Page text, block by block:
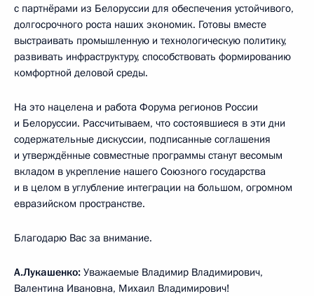
с партнёрами из Белоруссии для обеспечения устойчивого,
долгосрочного роста наших экономик. Готовы вместе
выстраивать промышленную и технологическую политику,
развивать инфраструктуру, способствовать формированию
комфортной деловой среды.
На это нацелена и работа Форума регионов России
и Белоруссии. Рассчитываем, что состоявшиеся в эти дни
содержательные дискуссии, подписанные соглашения
и утверждённые совместные программы станут весомым
вкладом в укрепление нашего Союзного государства
и в целом в углубление интеграции на большом, огромном
евразийском пространстве.
Благодарю Вас за внимание.
А.Лукашенко: Уважаемые Владимир Владимирович,
Валентина Ивановна, Михаил Владимирович!